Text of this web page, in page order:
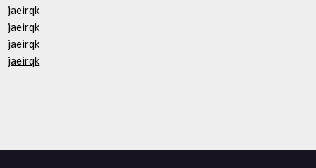
jaeirqk
jaeirqk
jaeirqk
jaeirqk